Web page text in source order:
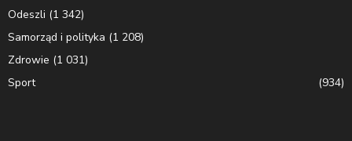
Odeszli (1 342)
Samorząd i polityka (1 208)
Zdrowie (1 031)
Sport
(934)